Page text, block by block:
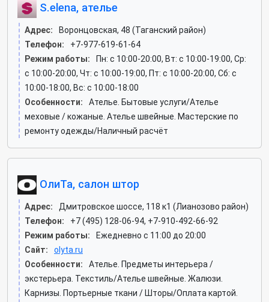
S.elena, ателье
Адрес:
Воронцовская, 48 (Таганский район)
Телефон:
+7-977-619-61-64
Режим работы:
Пн: c 10:00-20:00, Вт: c 10:00-19:00, Ср:
c 10:00-20:00, Чт: c 10:00-19:00, Пт: c 10:00-20:00, Сб: c
10:00-18:00, Вс: c 10:00-18:00
Особенности:
Ателье. Бытовые услуги/Ателье
меховые / кожаные. Ателье швейные. Мастерские по
ремонту одежды/Наличный расчёт
ОлиТа, салон штор
Адрес:
Дмитровское шоссе, 118 к1 (Лианозово район)
Телефон:
+7 (495) 128-06-94, +7-910-492-66-92
Режим работы:
Ежедневно с 11:00 до 20:00
Сайт:
olyta.ru
Особенности:
Ателье. Предметы интерьера /
экстерьера. Текстиль/Ателье швейные. Жалюзи.
Карнизы. Портьерные ткани / Шторы/Оплата картой.